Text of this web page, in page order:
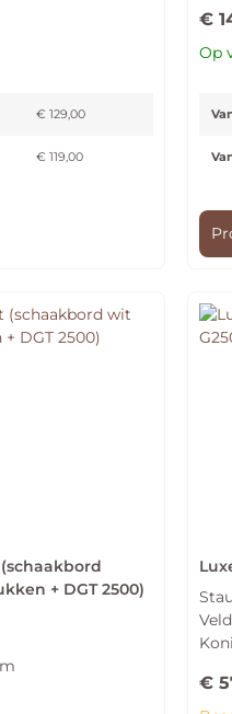
€ 129,00
€ 119,00
€
Op
+ DGT 2500)
€